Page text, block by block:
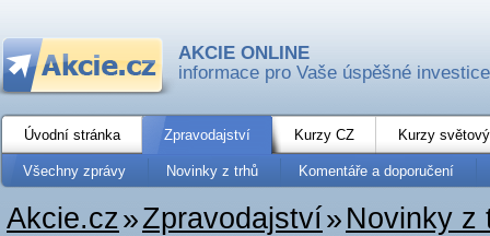
AKCIE ONLINE
informace pro Vaše úspěšné investice
Úvodní stránka Zpravodajství Kurzy CZ Kurzy
Všechny zprávy Novinky z trhů Komentáře a doporučení
Akcie.cz»Zpravodajství» Novinky z